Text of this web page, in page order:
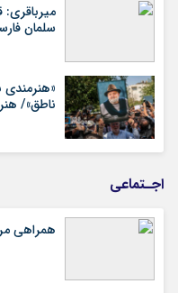
میرباقری:
سلمان
«هنرمندی
ناطق»/
اجـتماعی
همراهی